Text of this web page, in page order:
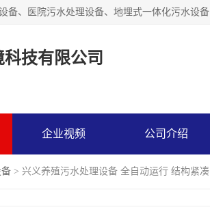
技有限公司
企业视频 公司介绍
> 兴义养殖污水处理设备 全自动运行 结构紧凑